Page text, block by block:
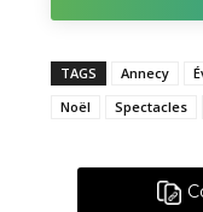
TAGS Annecy
Noël
Spectacles